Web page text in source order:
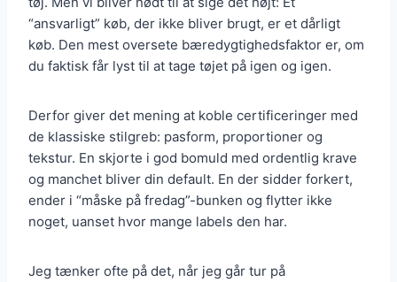
“ansvarligt” køb, der ikke bliver brugt, er et dårligt
køb. Den mest oversete bæredygtighedsfaktor er, om
du faktisk får lyst til at tage tøjet på igen og igen.
Derfor giver det mening at koble certificeringer med
de klassiske stilgreb: pasform, proportioner og
tekstur. En skjorte i god bomuld med ordentlig krave
og manchet bliver din default. En der sidder forkert,
ender i “måske på fredag”-bunken og flytter ikke
noget, uanset hvor mange labels den har.
Jeg tænker ofte på det, når jeg går tur på